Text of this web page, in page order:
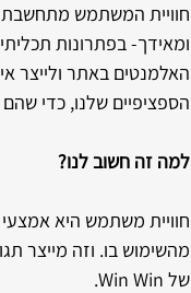
חוויית המשתמש מתחשבת
ומאידך- בפתרונות
האלמנטים באתר ולייצר
הספציפיים שלנו, כדי
למה זה חשוב לנו?
חוויית משתמש היא
מהשימוש בו. וזה מייצר
של Win Win.